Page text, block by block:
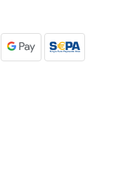
28/06/2025
arrived. Look fantastic.
this hob to work great
and helpful, all is good
again Klarstein. Will